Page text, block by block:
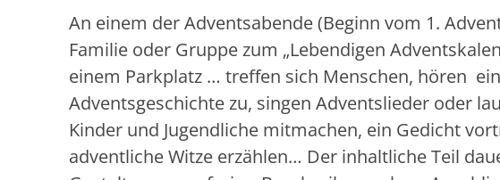
An einem der Adventsabende (Beginn vom 1.
Familie oder Gruppe zum „Lebendigen
einem Parkplatz … treffen sich Menschen, hören
Adventsgeschichte zu, singen Adventslieder oder
Kinder und Jugendliche mitmachen, ein Gedicht
adventliche Witze erzählen… Der inhaltliche Teil